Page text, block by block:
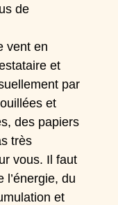
de
vent en
et
par
et
des papiers
très
vous. Il faut
l’énergie, du
et